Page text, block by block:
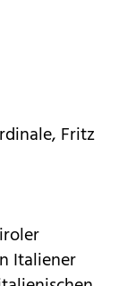
Fritz
Italiener